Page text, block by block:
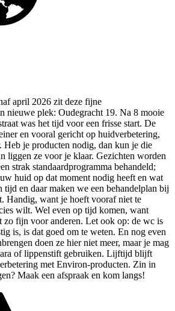
april 2026 zit deze fijne
nieuwe plek: Oudegracht 19. Na 8 mooie
was het tijd voor een frisse start. De
en vooral gericht op huidverbetering,
Heb je producten nodig, dan kun je die
liggen ze voor je klaar. Gezichten worden
strak standaardprogramma behandeld;
huid op dat moment nodig heeft en wat
en daar maken we een behandelplan bij
Handig, want je hoeft vooraf niet te
wilt. Wel even op tijd komen, want
zo fijn voor anderen. Let ook op: de wc is
is, is dat goed om te weten. En nog even
doen ze hier niet meer, maar je mag
of lippenstift gebruiken. Lijftijd blijft
met Environ-producten. Zin in
Maak een afspraak en kom langs!